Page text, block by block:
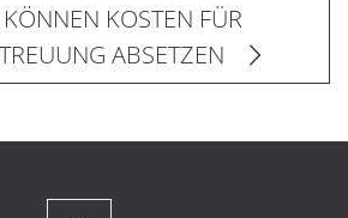
KÖNNEN KOSTEN FÜR
ABSETZEN